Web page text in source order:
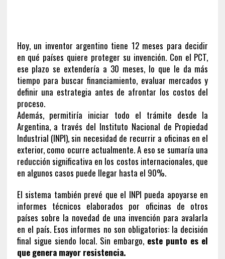
Hoy, un inventor argentino tiene 12 meses para decidir
en qué países quiere proteger su invención. Con el PCT,
ese plazo se extendería a 30 meses, lo que le da más
tiempo para buscar financiamiento, evaluar mercados y
definir una estrategia antes de afrontar los costos del
proceso.
Además, permitiría iniciar todo el trámite desde la
Argentina, a través del Instituto Nacional de Propiedad
Industrial (INPI), sin necesidad de recurrir a oficinas en el
exterior, como ocurre actualmente. A eso se sumaría una
reducción significativa en los costos internacionales, que
en algunos casos puede llegar hasta el 90%.
El sistema también prevé que el INPI pueda apoyarse en
informes técnicos elaborados por oficinas de otros
países sobre la novedad de una invención para avalarla
en el país. Esos informes no son obligatorios: la decisión
final sigue siendo local. Sin embargo, este punto es el
que genera mayor resistencia.